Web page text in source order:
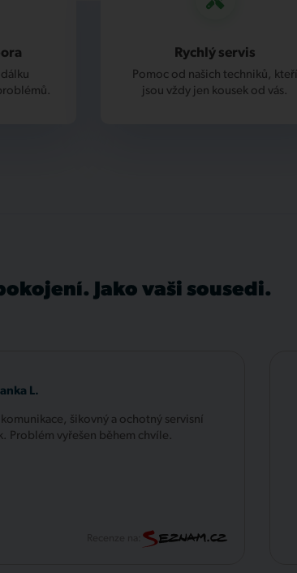
Rychlý servis
Pomoc od našich techniků, kteří
jsou vždy jen kousek od vás.
Jako vaši sousedi.
L.
komunikace, šikovný a ochotný servisní
Problém vyřešen během chvíle.